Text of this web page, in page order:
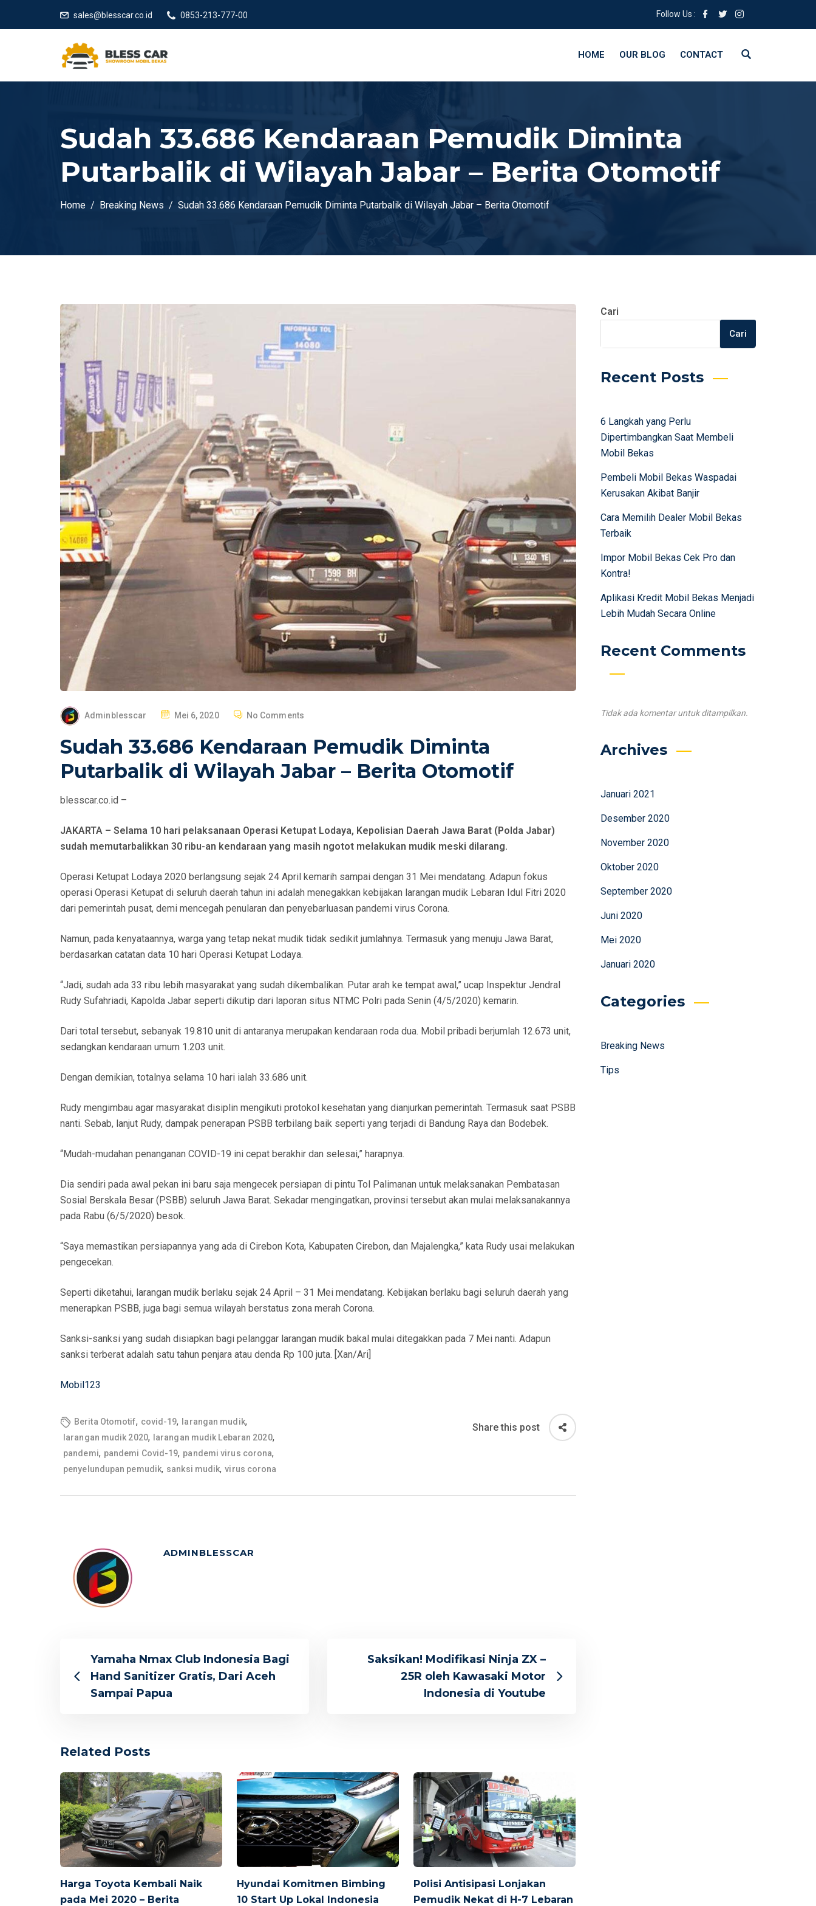
sales@blesscar.co.id 0853-213-777-00 Follow Us :
HOME OUR BLOG CONTACT
Sudah 33.686 Kendaraan Pemudik Diminta
Putarbalik di Wilayah Jabar – Berita Otomotif
Home Breaking News Sudah 33.686 Kendaraan Pemudik Diminta Putarbalik di Wilayah Jabar – Berita Otomotif
Adminblesscar
P
S
E
Mei 6, 2020 No Comments
Sudah 33.686 Kendaraan Pemudik Diminta
Putarbalik di Wilayah Jabar – Berita Otomotif
blesscar.co.id –
JAKARTA – Selama 10 hari pelaksanaan Operasi Ketupat Lodaya, Kepolisian Daerah Jawa Barat (Polda Jabar)
sudah memutarbalikkan 30 ribu-an kendaraan yang masih ngotot melakukan mudik meski dilarang.
Operasi Ketupat Lodaya 2020 berlangsung sejak 24 April kemarih sampai dengan 31 Mei mendatang. Adapun fokus
operasi Operasi Ketupat di seluruh daerah tahun ini adalah menegakkan kebijakan larangan mudik Lebaran Idul Fitri 2020
dari pemerintah pusat, demi mencegah penularan dan penyebarluasan pandemi virus Corona.
Namun, pada kenyataannya, warga yang tetap nekat mudik tidak sedikit jumlahnya. Termasuk yang menuju Jawa Barat,
berdasarkan catatan data 10 hari Operasi Ketupat Lodaya.
“Jadi, sudah ada 33 ribu lebih masyarakat yang sudah dikembalikan. Putar arah ke tempat awal,” ucap Inspektur Jendral
Rudy Sufahriadi, Kapolda Jabar seperti dikutip dari laporan situs NTMC Polri pada Senin (4/5/2020) kemarin.
Dari total tersebut, sebanyak 19.810 unit di antaranya merupakan kendaraan roda dua. Mobil pribadi berjumlah 12.673 unit,
sedangkan kendaraan umum 1.203 unit.
Dengan demikian, totalnya selama 10 hari ialah 33.686 unit.
Rudy mengimbau agar masyarakat disiplin mengikuti protokol kesehatan yang dianjurkan pemerintah. Termasuk saat PSBB
nanti. Sebab, lanjut Rudy, dampak penerapan PSBB terbilang baik seperti yang terjadi di Bandung Raya dan Bodebek.
“Mudah-mudahan penanganan COVID-19 ini cepat berakhir dan selesai,” harapnya.
Dia sendiri pada awal pekan ini baru saja mengecek persiapan di pintu Tol Palimanan untuk melaksanakan Pembatasan
Sosial Berskala Besar (PSBB) seluruh Jawa Barat. Sekadar mengingatkan, provinsi tersebut akan mulai melaksanakannya
pada Rabu (6/5/2020) besok.
“Saya memastikan persiapannya yang ada di Cirebon Kota, Kabupaten Cirebon, dan Majalengka,” kata Rudy usai melakukan
pengecekan.
Seperti diketahui, larangan mudik berlaku sejak 24 April – 31 Mei mendatang. Kebijakan berlaku bagi seluruh daerah yang
menerapkan PSBB, juga bagi semua wilayah berstatus zona merah Corona.
Sanksi-sanksi yang sudah disiapkan bagi pelanggar larangan mudik bakal mulai ditegakkan pada 7 Mei nanti. Adapun
sanksi terberat adalah satu tahun penjara atau denda Rp 100 juta. [Xan/Ari]
Mobil123
Berita Otomotif, covid-19, larangan mudik,
larangan mudik 2020, larangan mudik Lebaran 2020,
pandemi, pandemi Covid-19, pandemi virus corona,
penyelundupan pemudik, sanksi mudik, virus corona
Share this post
ADMINBLESSCAR
Yamaha Nmax Club Indonesia Bagi
Hand Sanitizer Gratis, Dari Aceh
Sampai Papua
Saksikan! Modifikasi Ninja ZX –
25R oleh Kawasaki Motor
Indonesia di Youtube
Related Posts
Harga Toyota Kembali Naik
pada Mei 2020 – Berita
Hyundai Komitmen Bimbing
10 Start Up Lokal Indonesia
Polisi Antisipasi Lonjakan
Pemudik Nekat di H-7 Lebaran
Cari
Cari
Recent Posts
6 Langkah yang Perlu
Dipertimbangkan Saat Membeli
Mobil Bekas
Pembeli Mobil Bekas Waspadai
Kerusakan Akibat Banjir
Cara Memilih Dealer Mobil Bekas
Terbaik
Impor Mobil Bekas Cek Pro dan
Kontra!
Aplikasi Kredit Mobil Bekas Menjadi
Lebih Mudah Secara Online
Recent Comments
Tidak ada komentar untuk ditampilkan.
Archives
Januari 2021
Desember 2020
November 2020
Oktober 2020
September 2020
Juni 2020
Mei 2020
Januari 2020
Categories
Breaking News
Tips